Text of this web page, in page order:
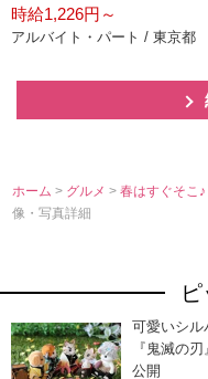
時給1,226円～
アルバイト・パート / 東京都
ホーム > グルメ>春はすぐそこ
像・写真詳細
可愛いシル
『鬼滅の
公開